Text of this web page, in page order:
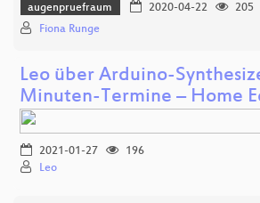
augenpruefraum 2020-04-22
205
Fiona Runge
Leo über Arduino-
Minuten-Termine – Home
2021-01-27
196
Leo